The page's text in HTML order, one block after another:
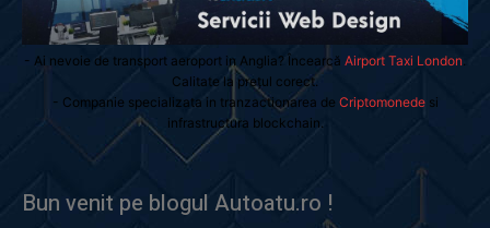
- Ai nevoie de transport aeroport in Anglia? Încearcă Airport Taxi London
Calitate la prețul corect.
- Companie specializata in tranzactionarea de Criptomonedesi
infrastructura blockchain.
Bun venit pe blogul Autoatu.ro !